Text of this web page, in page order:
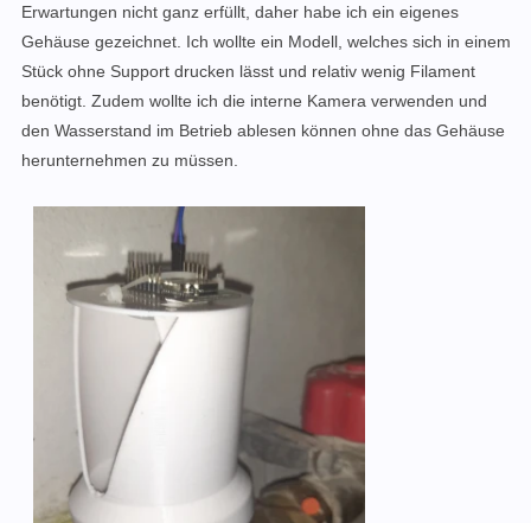
Erwartungen nicht ganz erfüllt, daher habe ich ein eigenes
Gehäuse gezeichnet. Ich wollte ein Modell, welches sich in einem
Stück ohne Support drucken lässt und relativ wenig Filament
benötigt. Zudem wollte ich die interne Kamera verwenden und
den Wasserstand im Betrieb ablesen können ohne das Gehäuse
herunternehmen zu müssen.